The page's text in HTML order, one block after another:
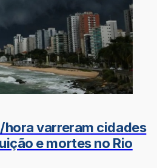
hora varreram cidades
e mortes no Rio